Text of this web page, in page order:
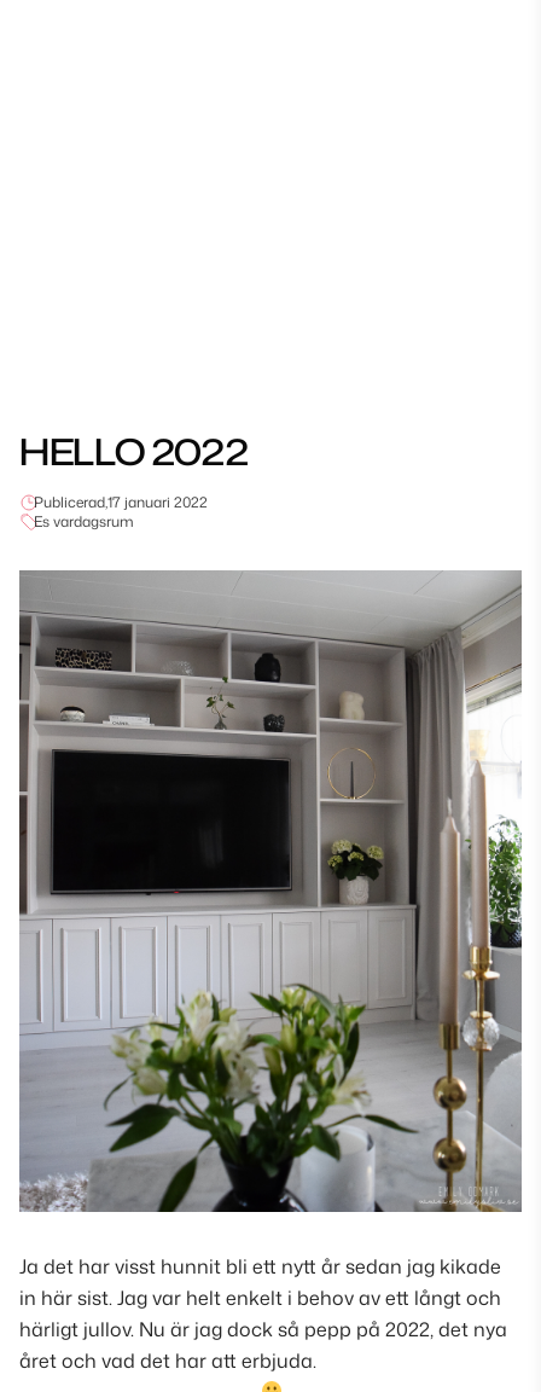
HELLO 2022
Publicerad,17 januari 2022
Es vardagsrum
Ja det har visst hunnit bli ett nytt år sedan jag kikade
in här sist. Jag var helt enkelt i behov av ett långt och
härligt jullov. Nu är jag dock så pepp på 2022, det nya
året och vad det har att erbjuda.